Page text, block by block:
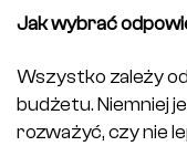
Jak wybrać
Wszystko zależy
budżetu. Niemniej
rozważyć, czy nie